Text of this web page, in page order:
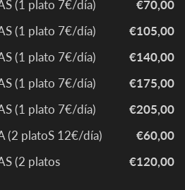
(1 plato 7€/día)
€70,00
(1 plato 7€/día)
€105,00
(1 plato 7€/día)
€140,00
(1 plato 7€/día)
€175,00
(1 plato 7€/día)
€205,00
(2 platoS 12€/día)
€60,00
(2 platos
€120,00